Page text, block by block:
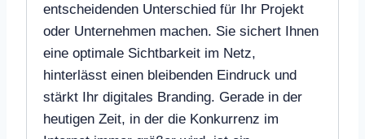
entscheidenden Unterschied für Ihr Projekt
oder Unternehmen machen. Sie sichert Ihnen
eine optimale Sichtbarkeit im Netz,
hinterlässt einen bleibenden Eindruck und
stärkt Ihr digitales Branding. Gerade in der
heutigen Zeit, in der die Konkurrenz im